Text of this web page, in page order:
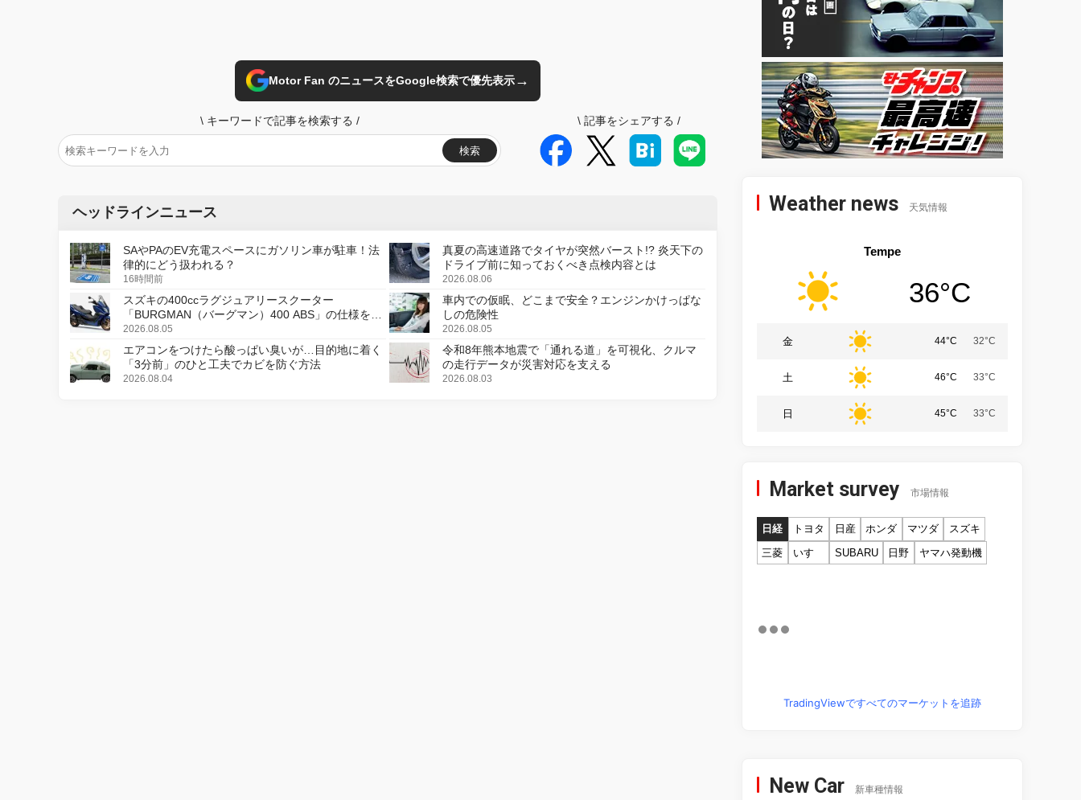
Motor Fan のニュースをGoogle検索で優先表示→
\ キーワードで記事を検索する /
検索
\ 記事をシェアする /
ヘッドラインニュース
SAやPAのEV充電スペースにガソリン車が駐車！法
律的にどう扱われる？
16時間前
真夏の高速道路でタイヤが突然バースト!? 炎天下の
ドライブ前に知っておくべき点検内容とは
2026.08.06
スズキの400ccラグジュアリースクーター
「BURGMAN（バーグマン）400 ABS」の仕様を変
更し、8月18日に発売
2026.08.05
車内での仮眠、どこまで安全？エンジンかけっぱな
しの危険性
2026.08.05
エアコンをつけたら酸っぱい臭いが…目的地に着く
「3分前」のひと工夫でカビを防ぐ方法
2026.08.04
令和8年熊本地震で「通れる道」を可視化、クルマ
の走行データが災害対応を支える
2026.08.03
Weather news 天気情報
Tempe
36°C
金 44°C 32°C
土 46°C 33°C
日 45°C 33°C
Market survey 市場情報
日経 トヨタ 日産 ホンダ マツダ
スズキ
三菱
いすゞ SUBARU 日野 ヤマハ発動機
TradingViewですべてのマーケットを追跡
New Car 新車種情報